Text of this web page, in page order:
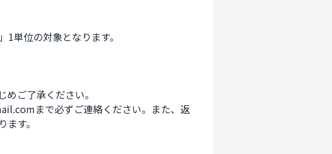
単位の対象となります。
、あらかじめご了承ください。
す。